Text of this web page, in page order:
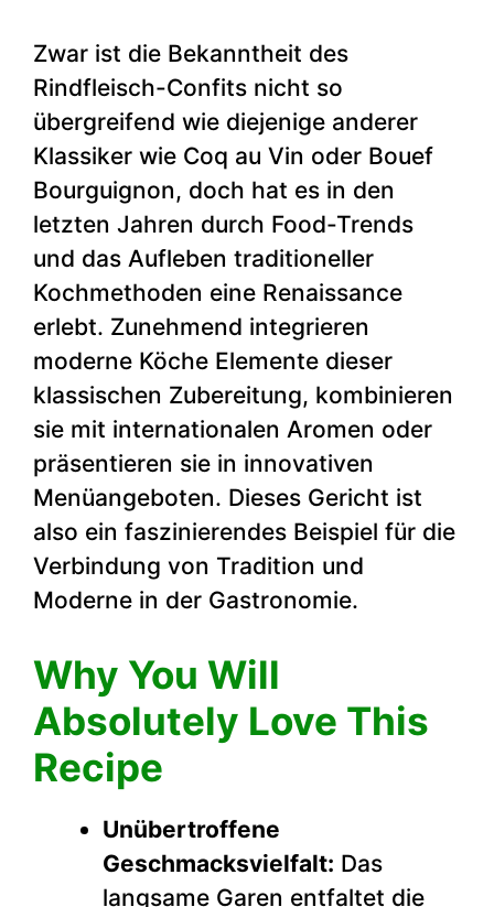
Zwar ist die Bekanntheit des
Rindfleisch-Confits nicht so
übergreifend wie diejenige anderer
Klassiker wie Coq au Vin oder Bouef
Bourguignon, doch hat es in den
letzten Jahren durch Food-Trends
und das Aufleben traditioneller
Kochmethoden eine Renaissance
erlebt. Zunehmend integrieren
moderne Köche Elemente dieser
klassischen Zubereitung, kombinieren
sie mit internationalen Aromen oder
präsentieren sie in innovativen
Menüangeboten. Dieses Gericht ist
also ein faszinierendes Beispiel für die
Verbindung von Tradition und
Moderne in der Gastronomie.
Why You Will
Absolutely Love This
Recipe
Unübertroffene
Geschmacksvielfalt: Das
langsame Garen entfaltet die